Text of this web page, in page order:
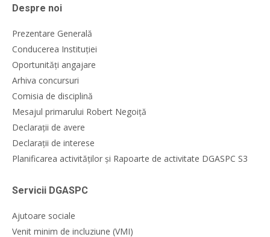
Despre noi
Prezentare Generală
Conducerea Instituției
Oportunități angajare
Arhiva concursuri
Comisia de disciplină
Mesajul primarului Robert Negoiță
Declarații de avere
Declarații de interese
Planificarea activităților și Rapoarte de activitate DGASPC S3
Servicii DGASPC
Ajutoare sociale
Venit minim de incluziune (VMI)